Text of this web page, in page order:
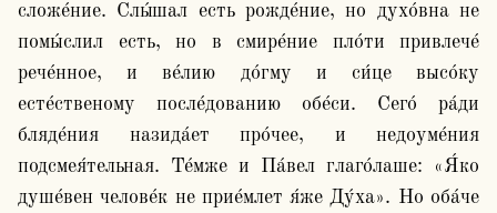
сложе́ние. Слы́шал есть рожде́ние, но духо́вна не
помы́слил есть, но в смире́ние пло́ти привлече́
рече́нное, и ве́лию до́гму и си́це высо́ку
есте́ственому после́дованию обе́си. Сего́ ра́ди
бляде́ния назида́ет про́чее, и недоуме́ния
подсмея́тельная. Те́мже и Па́вел глаго́лаше: «Я́ко
душе́вен челове́к не прие́млет я́же Ду́ха». Но оба́че